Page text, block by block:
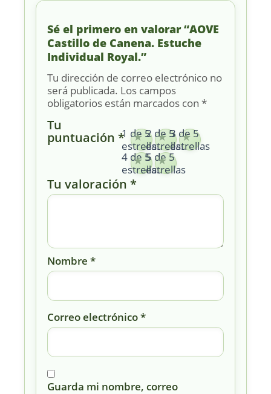
Sé el primero en valorar “AOVE
Castillo de Canena. Estuche
Individual Royal.”
Tu dirección de correo electrónico no
será publicada. Los campos
obligatorios están marcados con *
Tu
puntuación *1 de 5
estrellas
2 de 5
estrellas
3 de 5
estrellas
4 de 5
estrellas
5 de 5
estrellas
Tu valoración *
Nombre *
Correo electrónico*
Guarda mi nombre, correo